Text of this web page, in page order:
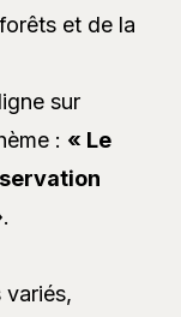
et de la
sur
: « Le
.